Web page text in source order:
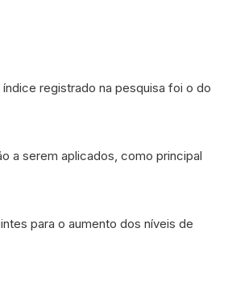
registrado na pesquisa foi o do
a serem aplicados, como principal
para o aumento dos níveis de